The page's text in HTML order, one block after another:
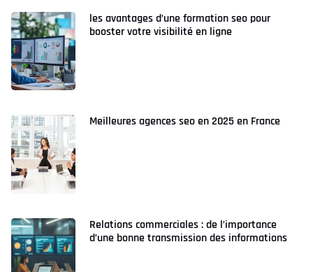
les avantages d’une formation seo pour
booster votre visibilité en ligne
Meilleures agences seo en 2025 en France
Relations commerciales : de l’importance
d’une bonne transmission des informations